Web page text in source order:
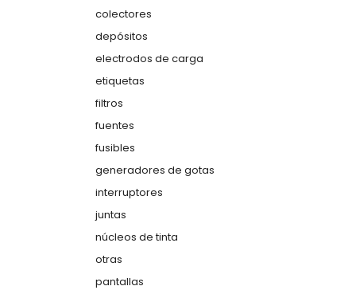
colectores
depósitos
electrodos de carga
etiquetas
filtros
fuentes
fusibles
generadores de gotas
interruptores
juntas
núcleos de tinta
otras
pantallas